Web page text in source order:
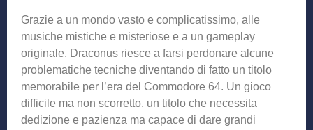
Grazie a un mondo vasto e complicatissimo, alle
musiche mistiche e misteriose e a un gameplay
originale, Draconus riesce a farsi perdonare alcune
problematiche tecniche diventando di fatto un titolo
memorabile per l’era del Commodore 64. Un gioco
difficile ma non scorretto, un titolo che necessita
dedizione e pazienza ma capace di dare grandi